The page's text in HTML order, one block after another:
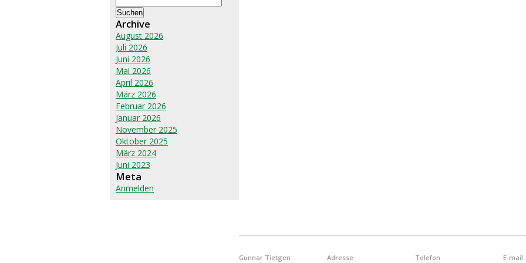
nach:
Archive
August 2026
Juli 2026
Juni 2026
Mai 2026
April 2026
März 2026
Februar 2026
Januar 2026
November 2025
Oktober 2025
März 2024
Juni 2023
Meta
Anmelden
Gunnar Tietgen
Adresse
Telefon
E-mail